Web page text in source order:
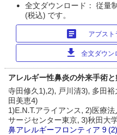
全文ダウンロード： 従量
(税込) です。
article アブスト
download 全文ダウン
アレルギー性鼻炎の外来手術
寺田修久1),2), 戸川清3), 多田
田美恵4)
1)E.N.T.アライアンス, 2)医療
サージセンター東京, 3)秋田大
鼻アレルギーフロンティア 9